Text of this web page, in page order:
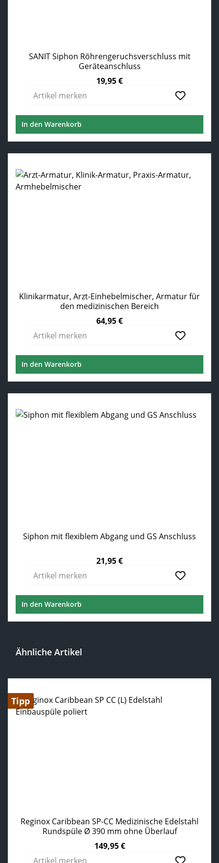
SANIT Siphon Röhrengeruchsverschluss mit
Geräteanschluss
19,95 €
Artikel merken
In den Warenkorb
Klinikarmatur, Arzt-Einhebelmischer, Armatur für
den medizinischen Bereich
64,95 €
Artikel merken
In den Warenkorb
Siphon mit flexiblem Abgang und GS Anschluss
21,95 €
Artikel merken
In den Warenkorb
Ähnliche Artikel
Tipp
Reginox Caribbean SP-CC Medizinische Edelstahl
Rundspüle Ø 390 mm ohne Überlauf
149,95 €
Artikel merken